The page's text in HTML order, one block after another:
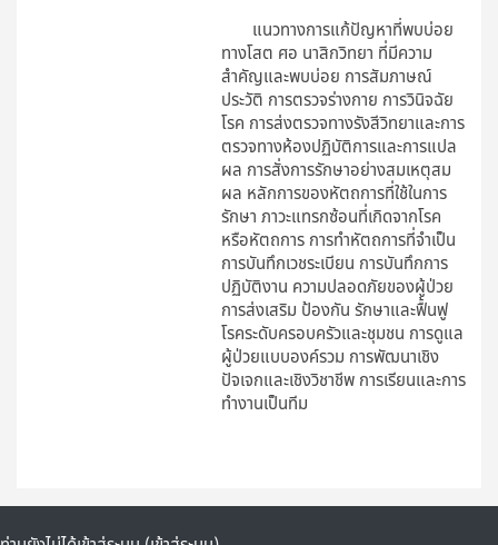
แนวทางการแก้ปัญหาที่พบบ่อย
ทางโสต ศอ นาสิกวิทยา ที่มีความ
สำคัญและพบบ่อย การสัมภาษณ์
ประวัติ การตรวจร่างกาย การวินิจฉัย
โรค การส่งตรวจทางรังสีวิทยาและการ
ตรวจทางห้องปฏิบัติการและการแปล
ผล การสั่งการรักษาอย่างสมเหตุสม
ผล หลักการของหัตถการที่ใช้ในการ
รักษา ภาวะแทรกซ้อนที่เกิดจากโรค
หรือหัตถการ การทำหัตถการที่จำเป็น
การบันทึกเวชระเบียน การบันทึกการ
ปฏิบัติงาน ความปลอดภัยของผู้ป่วย
การส่งเสริม ป้องกัน รักษาและฟื้นฟู
โรคระดับครอบครัวและชุมชน การดูแล
ผู้ป่วยแบบองค์รวม การพัฒนาเชิง
ปัจเจกและเชิงวิชาชีพ การเรียนและการ
ทำงานเป็นทีม